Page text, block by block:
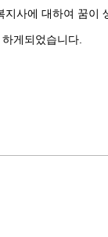
사에 대하여 꿈이
게되었습니다.